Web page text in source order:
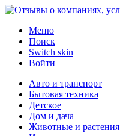
Меню
Поиск
Switch skin
Войти
Авто и транспорт
Бытовая техника
Детское
Дом и дача
Животные и растения